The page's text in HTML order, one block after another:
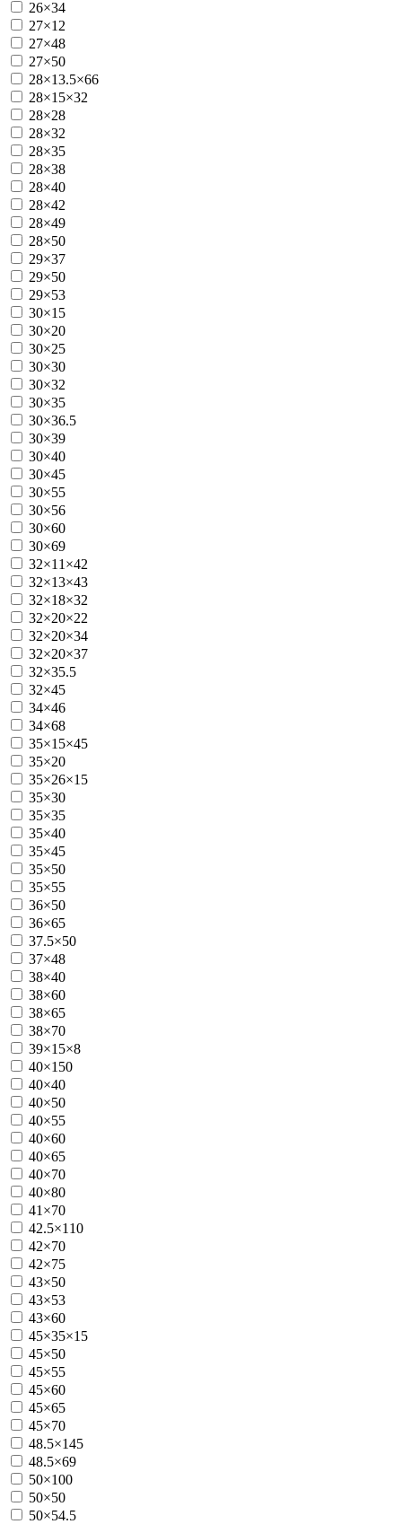
26×34
27×12
27×48
27×50
28×13.5×66
28×15×32
28×28
28×32
28×35
28×38
28×40
28×42
28×49
28×50
29×37
29×50
29×53
30×15
30×20
30×25
30×30
30×32
30×35
30×36.5
30×39
30×40
30×45
30×55
30×56
30×60
30×69
32×11×42
32×13×43
32×18×32
32×20×22
32×20×34
32×20×37
32×35.5
32×45
34×46
34×68
35×15×45
35×20
35×26×15
35×30
35×35
35×40
35×45
35×50
35×55
36×50
36×65
37.5×50
37×48
38×40
38×60
38×65
38×70
39×15×8
40×150
40×40
40×50
40×55
40×60
40×65
40×70
40×80
41×70
42.5×110
42×70
42×75
43×50
43×53
43×60
45×35×15
45×50
45×55
45×60
45×65
45×70
48.5×145
48.5×69
50×100
50×50
50×54.5